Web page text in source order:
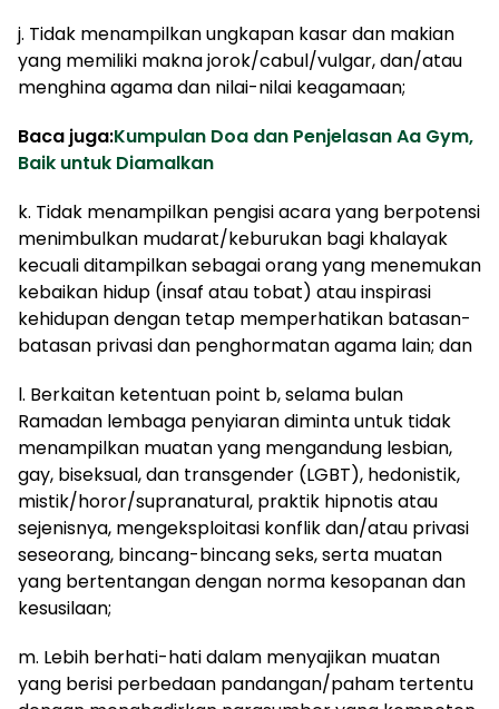
j. Tidak menampilkan ungkapan kasar dan makian
yang memiliki makna jorok/cabul/vulgar, dan/atau
menghina agama dan nilai-nilai keagamaan;
Baca juga:Kumpulan Doa dan Penjelasan Aa Gym,
Baik untuk Diamalkan
k. Tidak menampilkan pengisi acara yang berpotensi
menimbulkan mudarat/keburukan bagi khalayak
kecuali ditampilkan sebagai orang yang menemukan
kebaikan hidup (insaf atau tobat) atau inspirasi
kehidupan dengan tetap memperhatikan batasan-
batasan privasi dan penghormatan agama lain; dan
l. Berkaitan ketentuan point b, selama bulan
Ramadan lembaga penyiaran diminta untuk tidak
menampilkan muatan yang mengandung lesbian,
gay, biseksual, dan transgender (LGBT), hedonistik,
mistik/horor/supranatural, praktik hipnotis atau
sejenisnya, mengeksploitasi konflik dan/atau privasi
seseorang, bincang-bincang seks, serta muatan
yang bertentangan dengan norma kesopanan dan
kesusilaan;
m. Lebih berhati-hati dalam menyajikan muatan
yang berisi perbedaan pandangan/paham tertentu